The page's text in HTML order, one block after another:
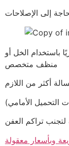
باستخدام الخل أو
منظف متخصص
أكثر من اللازم
التحميل الأمامي)
لتجنب تراكم العفن
وبأسعار معقولة